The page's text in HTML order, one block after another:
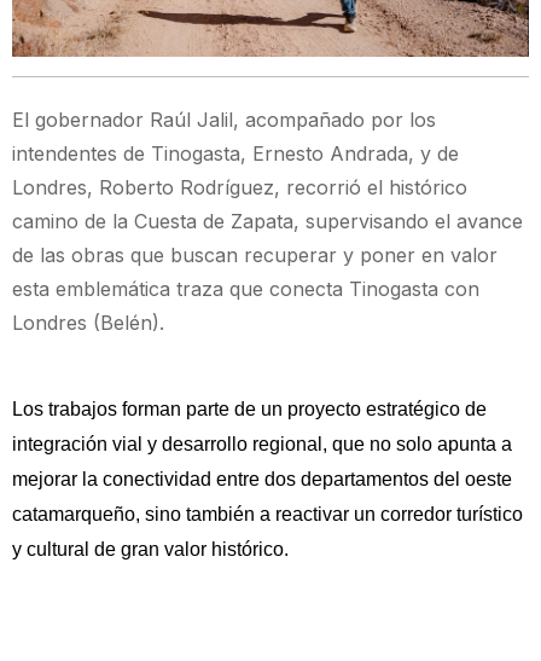
El gobernador Raúl Jalil, acompañado por los
intendentes de Tinogasta, Ernesto Andrada, y de
Londres, Roberto Rodríguez, recorrió el histórico
camino de la Cuesta de Zapata, supervisando el avance
de las obras que buscan recuperar y poner en valor
esta emblemática traza que conecta Tinogasta con
Londres (Belén).
Los trabajos forman parte de un proyecto estratégico de
integración vial y desarrollo regional, que no solo apunta a
mejorar la conectividad entre dos departamentos del oeste
catamarqueño, sino también a reactivar un corredor turístico
y cultural de gran valor histórico.